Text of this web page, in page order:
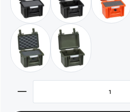
schwarz / mit Würfelschaumstoff
schwarz / leer
militär grün / mit Würfelschaum
militär grün / leer
Produkt Anzahl: Gib den